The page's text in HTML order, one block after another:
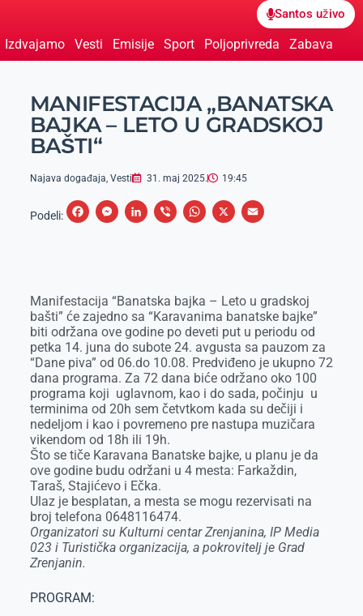
Santos uživo
Izdvajamo Vesti Emisije Sport Poljoprivreda Zabava
MANIFESTACIJA „BANATSKA
BAJKA – LETO U GRADSKOJ
BAŠTI“
Najava događaja, Vesti 31. maj 2025. 19:45
Podeli:
F
b
o
o
k
M
e
n
g
e
r
L
e
d
I
n
V
r
W
s
A
p
p
X
E
l
Manifestacija “Banatska bajka – Leto u gradskoj
bašti” će zajedno sa “Karavanima banatske bajke”
biti održana ove godine po deveti put u periodu od
petka 14. juna do subote 24. avgusta sa pauzom za
“Dane piva” od 06.do 10.08. Predviđeno je ukupno 72
dana programa. Za 72 dana biće održano oko 100
programa koji uglavnom, kao i do sada, počinju u
terminima od 20h sem četvtkom kada su dečiji i
nedeljom i kao i povremeno pre nastupa muzičara
vikendom od 18h ili 19h.
Što se tiče Karavana Banatske bajke, u planu je da
ove godine budu održani u 4 mesta: Farkaždin,
Taraš, Stajićevo i Ečka.
Ulaz je besplatan, a mesta se mogu rezervisati na
broj telefona 0648116474.
Organizatori su Kulturni centar Zrenjanina, IP Media
023 i Turistička organizacija, a pokrovitelj je Grad
Zrenjanin.
PROGRAM: